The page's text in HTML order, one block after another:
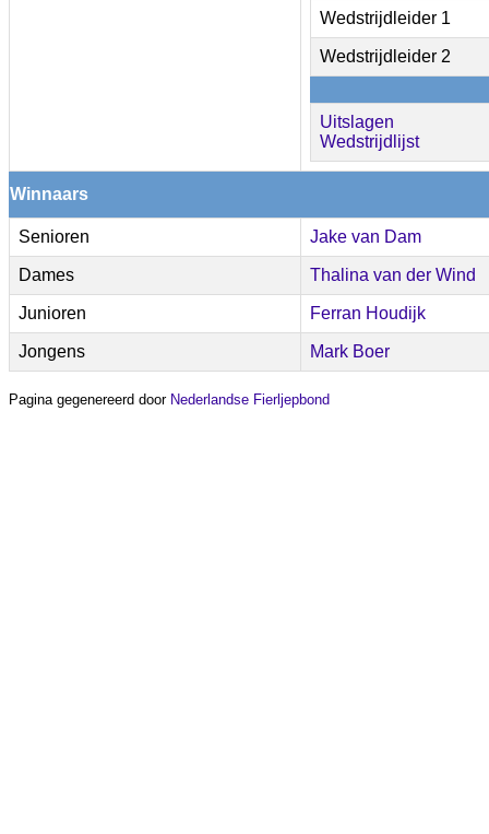
Wedstrijdleider 1
Wedstrijdleider 2
Uitslagen
Wedstrijdlijst
Winnaars
Senioren Jake van Dam
Dames Thalina van der Wind
Junioren Ferran Houdijk
Jongens Mark Boer
Pagina gegenereerd door Nederlandse Fierljepbond